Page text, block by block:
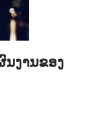
ນງານຂອງ